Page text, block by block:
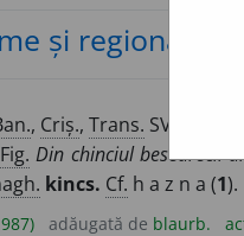
și regionalisme
, Criș.,Trans. SV)
Fig. Din chinciul besearecii
kincs. Cf. h a z n a (1).
adăugată de blaurb.